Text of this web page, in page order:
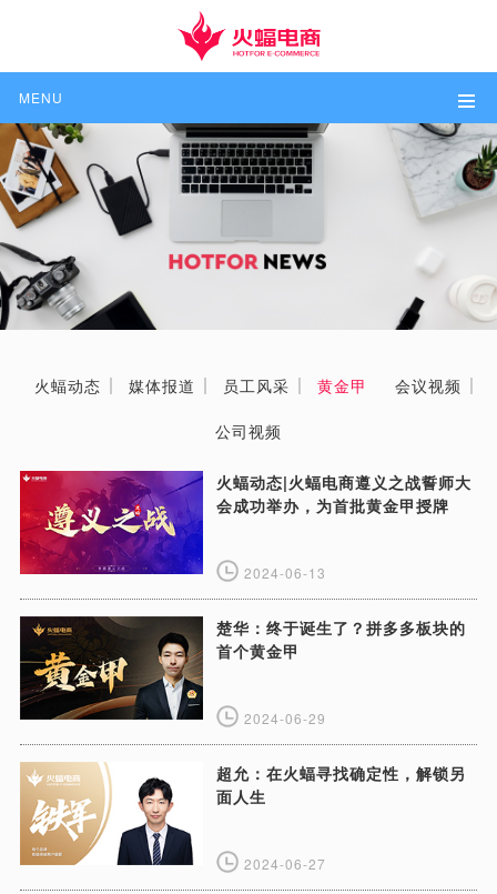
MENU
火蝠动态 媒体报道 员工风采 黄金甲 会议视频
公司视频
火蝠动态|火蝠电商遵义之战誓师大
会成功举办，为首批黄金甲授牌
2024-06-13
楚华：终于诞生了？拼多多板块的
首个黄金甲
2024-06-29
超允：在火蝠寻找确定性，解锁另
面人生
2024-06-27